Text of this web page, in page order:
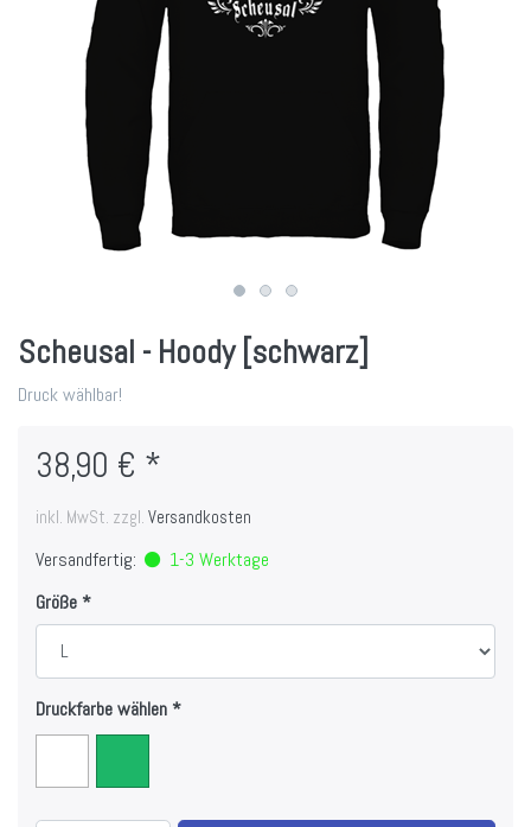
Scheusal - Hoody [schwarz]
Druck wählbar!
38,90 € *
inkl. MwSt. zzgl. Versandkosten
Versandfertig:
1-3 Werktage
Größe
Druckfarbe wählen